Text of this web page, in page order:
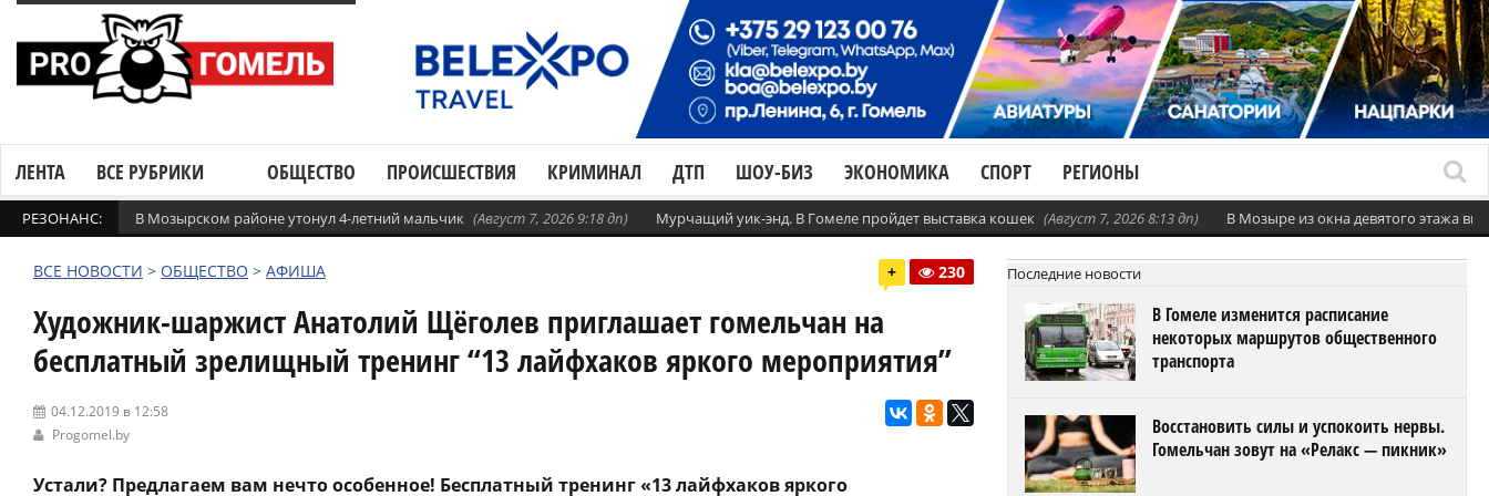
ЛЕНТА ВСЕ РУБРИКИ ОБЩЕСТВО ПРОИСШЕСТВИЯ КРИМИНАЛ ДТП ШОУ-БИЗ ЭКОНОМИКА СПОРТ РЕГИОНЫ
РЕЗОНАНС: В Мозырском районе утонул 4-летний мальчик (Август 7, 2026 9:18 дп) Мурчащий уик-энд. В Гомеле пройдет выставка кошек (Август 7, 2026 8:13 дп) В Мозыре из окна девятого этажа
ВСЕ НОВОСТИ > ОБЩЕСТВО > АФИША + 230
Художник-шаржист Анатолий Щёголев приглашает гомельчан на
бесплатный зрелищный тренинг “13 лайфхаков яркого мероприятия”
04.12.2019 в 12:58
Progomel.by
Устали? Предлагаем вам нечто особенное! Бесплатный тренинг «13 лайфхаков яркого
Последние новости
В Гомеле изменится расписание
некоторых маршрутов общественного
транспорта
Восстановить силы и успокоить нервы.
Гомельчан зовут на «Релакс — пикник»